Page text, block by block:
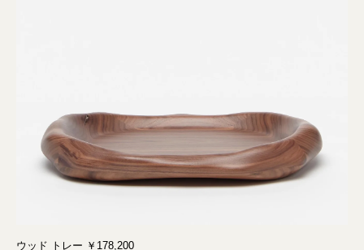
ウッド トレー ￥178,200